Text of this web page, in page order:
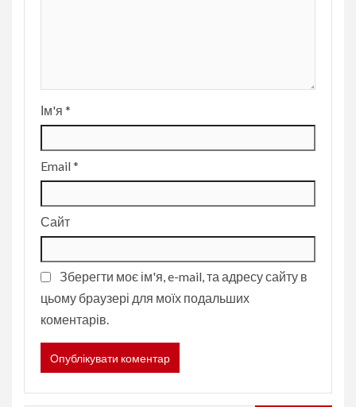
Ім'я *
Email*
Сайт
Зберегти моє ім'я, e-mail, та адресу сайту в
цьому браузері для моїх подальших
коментарів.